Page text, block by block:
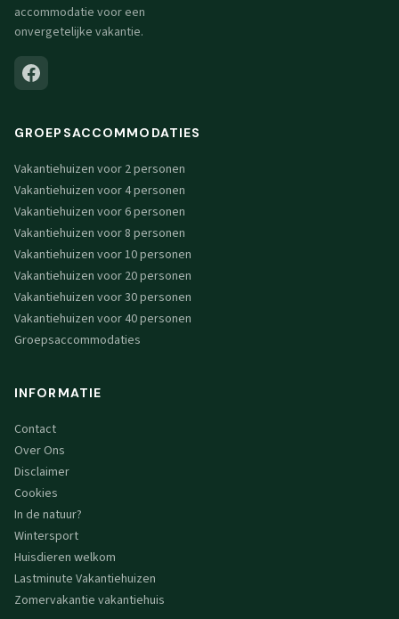
accommodatie voor een
onvergetelijke vakantie.
GROEPSACCOMMODATIES
Vakantiehuizen voor 2 personen
Vakantiehuizen voor 4 personen
Vakantiehuizen voor 6 personen
Vakantiehuizen voor 8 personen
Vakantiehuizen voor 10 personen
Vakantiehuizen voor 20 personen
Vakantiehuizen voor 30 personen
Vakantiehuizen voor 40 personen
Groepsaccommodaties
INFORMATIE
Contact
Over Ons
Disclaimer
Cookies
In de natuur?
Wintersport
Huisdieren welkom
Lastminute Vakantiehuizen
Zomervakantie vakantiehuis